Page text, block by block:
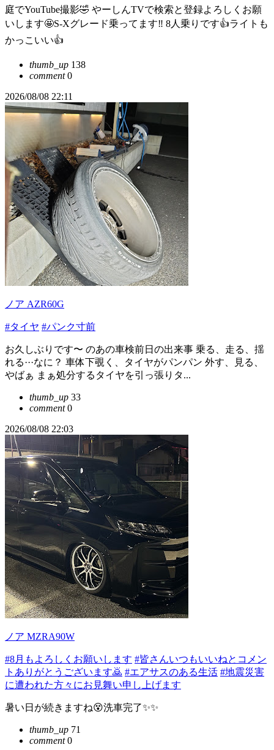
庭でYouTube撮影🤣 やーしんTVで検索と登録よろしくお願
いします🤩S-Xグレード乗ってます‼️ 8人乗りです👍ライトも
かっこいい👍
thumb_up 138
comment0
2026/08/08 22:11
ノア AZR60G
#タイヤ #パンク寸前
お久しぶりです〜 のあの車検前日の出来事 乗る、走る、揺
れる···なに？ 車体下覗く、タイヤがパンパン 外す、見る、
やばぁ まぁ処分するタイヤを引っ張りタ...
thumb_up 33
comment0
2026/08/08 22:03
ノア MZRA90W
#8月もよろしくお願いします #皆さんいつもいいねとコメン
トありがとうございます🙇 #エアサスのある生活 #地震災害
に遭われた方々にお見舞い申し上げます
暑い日が続きますね😵洗車完了✨✨
thumb_up 71
comment0